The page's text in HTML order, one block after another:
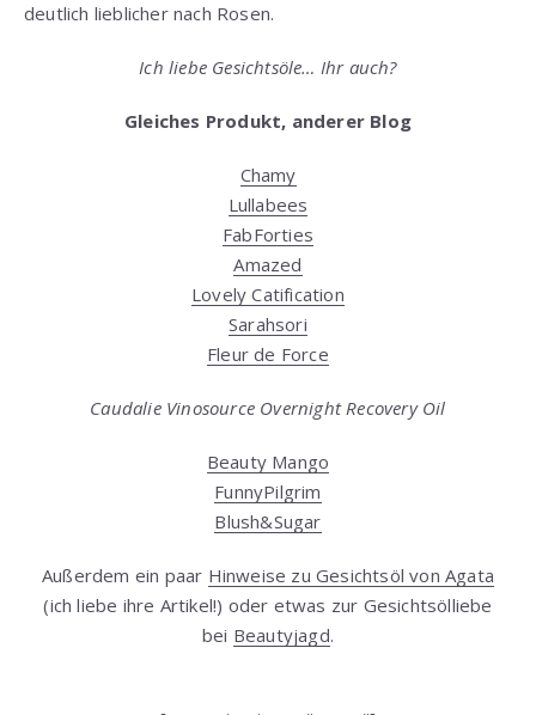
deutlich lieblicher nach Rosen.
Ich liebe Gesichtsöle… Ihr auch?
Gleiches Produkt, anderer Blog
Chamy
Lullabees
FabForties
Amazed
Lovely Catification
Sarahsori
Fleur de Force
Caudalie Vinosource Overnight Recovery Oil
Beauty Mango
FunnyPilgrim
Blush&Sugar
Außerdem ein paar Hinweise zu Gesichtsöl von Agata
(ich liebe ihre Artikel!) oder etwas zur Gesichtsölliebe
bei Beautyjagd.